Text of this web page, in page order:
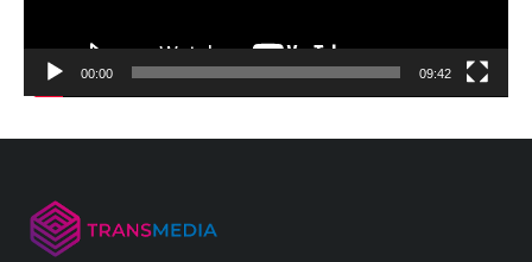
00:00 09:42